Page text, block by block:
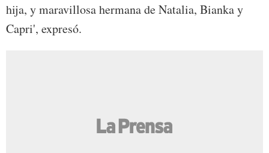
hija, y maravillosa hermana de Natalia, Bianka y
Capri', expresó.